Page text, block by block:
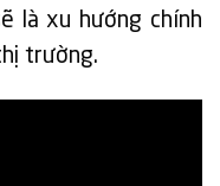
là xu hướng chính
trường.